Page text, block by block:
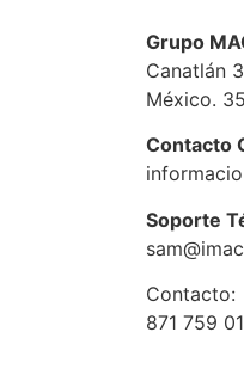
Grupo
Canatlán
México.
Contacto
Soporte
Contacto:
871 759